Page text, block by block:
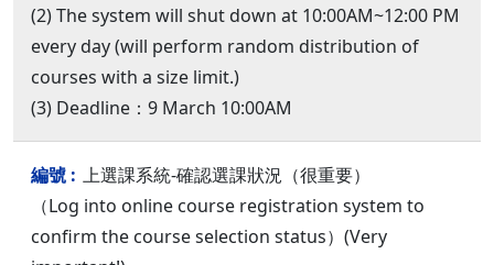
(2) The system will shut down at 10:00AM~12:00 PM
every day (will perform random distribution of
courses with a size limit.)
(3) Deadline：9 March 10:00AM
上選課系統-確認選課狀況（很重要）
（Log into online course registration system to
confirm the course selection status）(Very